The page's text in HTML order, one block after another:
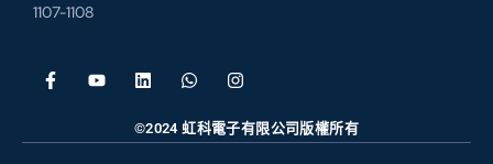
1107-1108
©2024 虹科電子有限公司版權所有